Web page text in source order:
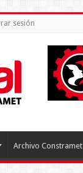
sesión
Archivo Constramet